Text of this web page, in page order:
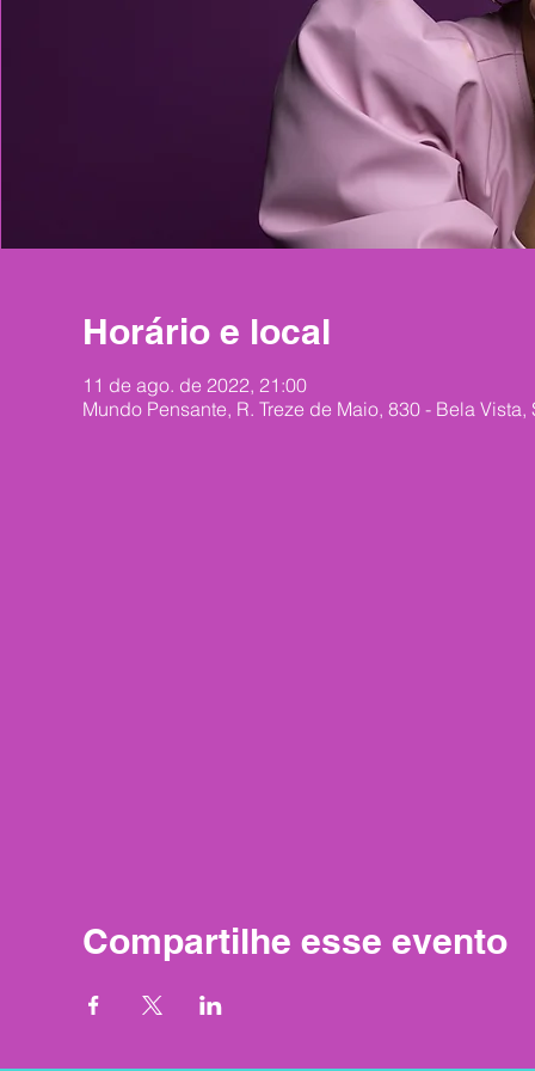
Horário e local
11 de ago. de 2022, 21:00
Mundo Pensante, R. Treze de Maio, 830 - Bela Vista,
Compartilhe esse evento